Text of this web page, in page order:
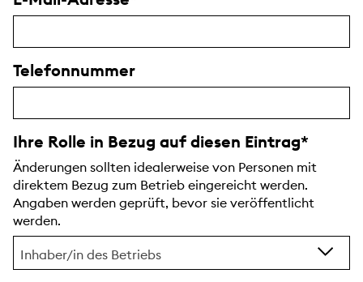
Telefonnummer
Ihre Rolle in Bezug auf diesen Eintrag
Änderungen sollten idealerweise von Personen mit
direktem Bezug zum Betrieb eingereicht werden.
Angaben werden geprüft, bevor sie veröffentlicht
werden.
Inhaber/in des Betriebs